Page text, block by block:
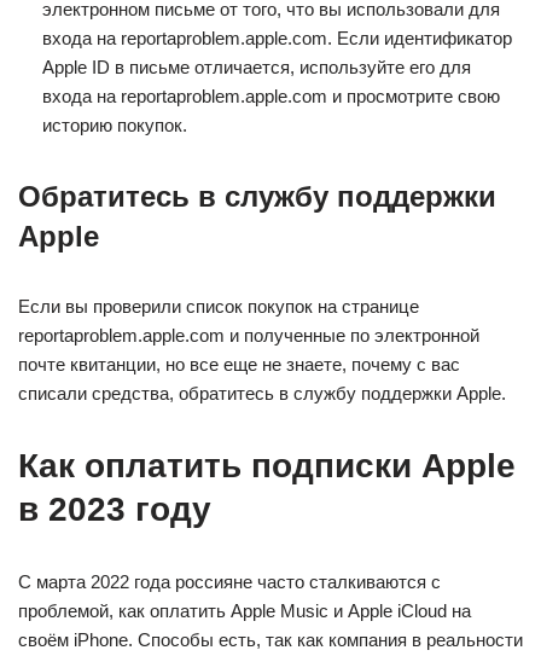
электронном письме от того, что вы использовали для
входа на reportaproblem.apple.com. Если идентификатор
Apple ID в письме отличается, используйте его для
входа на reportaproblem.apple.com и просмотрите свою
историю покупок.
Обратитесь в службу поддержки
Apple
Если вы проверили список покупок на странице
reportaproblem.apple.com и полученные по электронной
почте квитанции, но все еще не знаете, почему с вас
списали средства, обратитесь в службу поддержки Apple.
Как оплатить подписки Apple
в 2023 году
С марта 2022 года россияне часто сталкиваются с
проблемой, как оплатить Apple Music и Apple iCloud на
своём iPhone. Способы есть, так как компания в реальности